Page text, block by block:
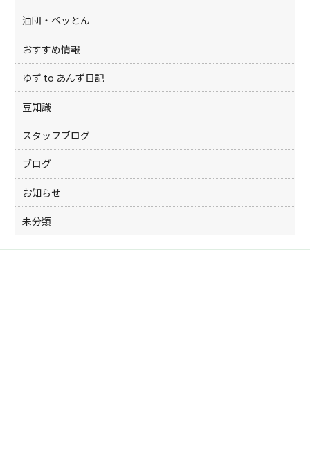
油団・ペッとん
おすすめ情報
ゆず to あんず日記
豆知識
スタッフブログ
ブログ
お知らせ
未分類